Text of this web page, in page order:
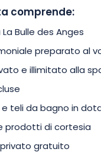
Anges promette
dello stupore e
da questo
e prenotate la vostra
comprende:
Bulle des Anges
preparato al
e illimitato alla
teli da bagno in
prodotti di cortesia
gratuito